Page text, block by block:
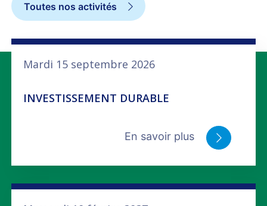
Toutes nos activités
Mardi 15 septembre 2026
INVESTISSEMENT DURABLE
En savoir plus